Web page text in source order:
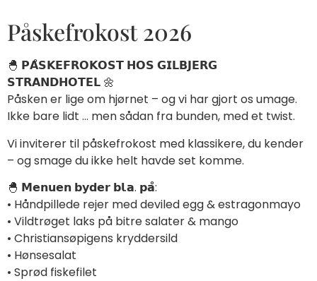
Påskefrokost 2026
🐣 𝗣𝗔̊𝗦𝗞𝗘𝗙𝗥𝗢𝗞𝗢𝗦𝗧 𝗛𝗢𝗦 𝗚𝗜𝗟𝗕𝗝𝗘𝗥𝗚
𝗦𝗧𝗥𝗔𝗡𝗗𝗛𝗢𝗧𝗘𝗟 🌼
Påsken er lige om hjørnet – og vi har gjort os umage.
Ikke bare lidt … men sådan fra bunden, med et twist.
Vi inviterer til påskefrokost med klassikere, du kender
– og smage du ikke helt havde set komme.
🐣 𝗠𝗲𝗻𝘂𝗲𝗻 𝗯𝘆𝗱𝗲𝗿 𝗯𝗹.𝗮. 𝗽𝗮̊:
• Håndpillede rejer med deviled egg & estragonmayo
• Vildtrøget laks på bitre salater & mango
• Christiansøpigens kryddersild
• Hønsesalat
• Sprød fiskefilet